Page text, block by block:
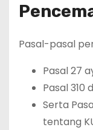
Pasal-pasal
Pasal 27
Pasal 310
Serta
tentang